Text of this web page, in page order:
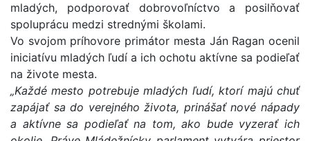
mladých, podporovať dobrovoľníctvo a posilňovať
spoluprácu medzi strednými školami.
Vo svojom príhovore primátor mesta Ján Ragan ocenil
iniciatívu mladých ľudí a ich ochotu aktívne sa podieľať
na živote mesta.
„Každé mesto potrebuje mladých ľudí, ktorí majú chuť
zapájať sa do verejného života, prinášať nové nápady
a aktívne sa podieľať na tom, ako bude vyzerať ich